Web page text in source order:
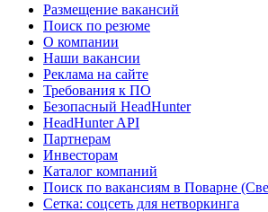
Размещение вакансий
Поиск по резюме
О компании
Наши вакансии
Реклама на сайте
Требования к ПО
Безопасный HeadHunter
HeadHunter API
Партнерам
Инвесторам
Каталог компаний
Поиск по вакансиям в Поварне
Сетка: соцсеть для нетворкинга